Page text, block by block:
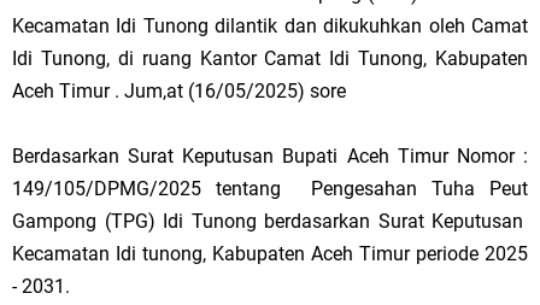
Kecamatan Idi Tunong dilantik dan dikukuhkan oleh Camat
Idi Tunong, di ruang Kantor Camat Idi Tunong, Kabupaten
Aceh Timur . Jum,at (16/05/2025) sore
Berdasarkan Surat Keputusan Bupati Aceh Timur Nomor :
149/105/DPMG/2025 tentang Pengesahan Tuha Peut
Gampong (TPG) Idi Tunong berdasarkan Surat Keputusan
Kecamatan Idi tunong, Kabupaten Aceh Timur periode 2025
- 2031.